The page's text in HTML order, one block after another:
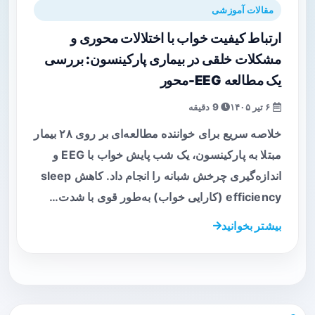
مقالات آموزشی
ارتباط کیفیت خواب با اختلالات محوری و
مشکلات خلقی در بیماری پارکینسون: بررسی
یک مطالعه EEG-محور
9 دقیقه
خلاصه سریع برای خواننده مطالعه‌ای بر روی ۲۸ بیمار
مبتلا به پارکینسون، یک شب پایش خواب با EEG و
اندازه‌گیری چرخش شبانه را انجام داد. کاهش sleep
efficiency (کارایی خواب) به‌طور قوی با شدت…
بیشتر بخوانید